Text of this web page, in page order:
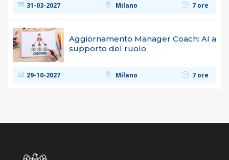
31-03-2027 Milano 7 ore
Aggiornamento Manager Coach: AI a
supporto del ruolo
29-10-2027 Milano 7 ore